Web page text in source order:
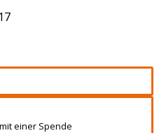
einer Spende